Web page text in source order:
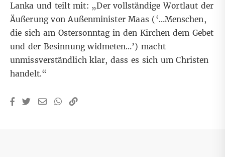
Lanka und teilt mit: „Der vollständige Wortlaut der
Äußerung von Außenminister Maas (‘…Menschen,
die sich am Ostersonntag in den Kirchen dem Gebet
und der Besinnung widmeten…’) macht
unmissverständlich klar, dass es sich um Christen
handelt.“